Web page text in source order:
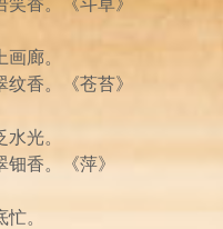
香。《斗草》
廊。
香。《苍苔》
光。
香。《萍》
。